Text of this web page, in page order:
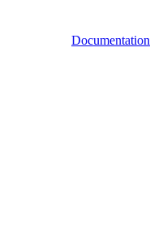
Documentation